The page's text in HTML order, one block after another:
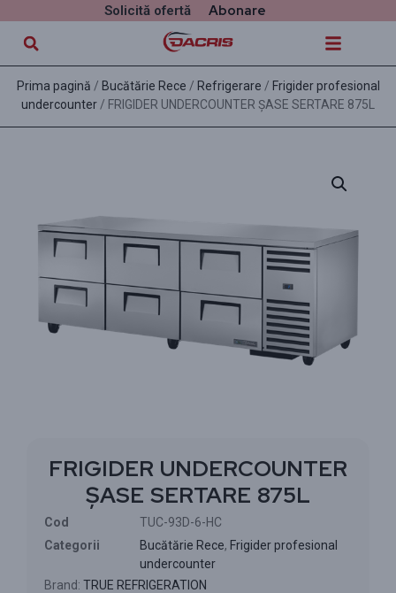
Solicită ofertă Abonare
Prima pagină / Bucătărie Rece / Refrigerare / Frigider profesional
undercounter / FRIGIDER UNDERCOUNTER ȘASE SERTARE 875L
FRIGIDER UNDERCOUNTER
ȘASE SERTARE 875L
Cod
TUC-93D-6-HC
Categorii
Bucătărie Rece, Frigider profesional
undercounter
Brand: TRUE REFRIGERATION